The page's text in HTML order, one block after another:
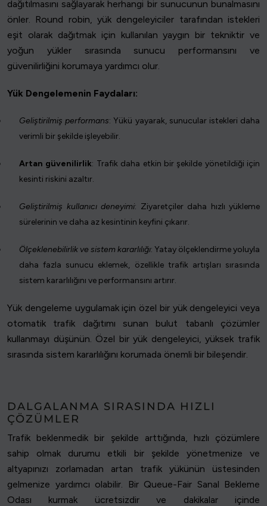
dağıtılmasını sağlayarak herhangi bir sunucunun bunalmasını
önler. Round robin, yük dengeleyiciler tarafından istekleri
eşit olarak dağıtmak için kullanılan yaygın bir tekniktir ve
yoğun yükler sırasında sunucu performansını ve
güvenilirliğini korumaya yardımcı olur.
Yük Dengelemenin Faydaları:
Geliştirilmiş performans: Yükü yayarak, sunucular istekleri daha
verimli bir şekilde işleyebilir.
Artan güvenilirlik: Trafik daha etkin bir şekilde yönetildiği için
kesinti riskini azaltır.
Geliştirilmiş kullanıcı deneyimi: Ziyaretçiler daha hızlı yükleme
sürelerinin ve daha az kesintinin keyfini çıkarır.
Ölçeklenebilirlik ve sistem kararlılığı: Yatay ölçeklendirme yoluyla
daha fazla sunucu eklemek, özellikle trafik artışları sırasında
sistem kararlılığını ve performansını artırır.
Yük dengeleme uygulamak için özel bir yük dengeleyici veya
otomatik trafik dağıtımı sunan bulut tabanlı çözümler
kullanmayı düşünün. Özel bir yük dengeleyici, yüksek trafik
sırasında sistem kararlılığını korumada önemli bir bileşendir.
DALGALANMA SIRASINDA HIZLI
ÇÖZÜMLER
Trafik beklenmedik bir şekilde arttığında, hızlı çözümlere
sahip olmak durumu etkili bir şekilde yönetmenize ve
altyapınızı zorlamadan artan trafik yükünün üstesinden
gelmenize yardımcı olabilir. Bir Queue-Fair Sanal Bekleme
Odası kurmak ücretsizdir ve dakikalar içinde